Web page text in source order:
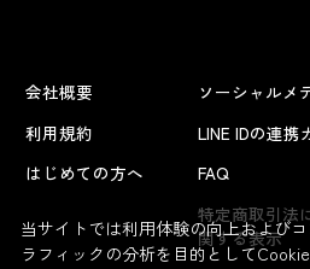
会社概要
利用規約
はじめての方へ
ソーシャルメ
LINE IDの連携
FAQ
特定商取引法
関する表示
当サイトでは利用体験の向上および
ラフィックの分析を目的として